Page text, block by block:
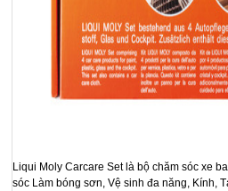
Liqui Moly Carcare Set là bộ chăm sóc xe
sóc Làm bóng sơn, Vệ sinh đa năng, Kính,